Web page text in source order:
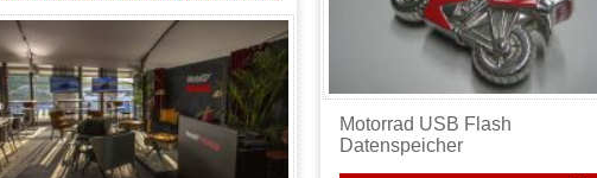
Motorrad USB Flash
Datenspeicher